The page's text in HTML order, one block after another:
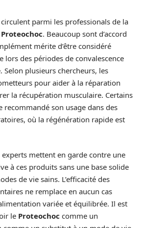
parmi les professionals de la
Proteochoc. Beaucoup sont d’accord
mérite d’être considéré
des périodes de convalescence
Selon plusieurs chercheurs, les
pour aider à la réparation
la récupération musculaire. Certains
recommandé son usage dans des
où la régénération rapide est
experts mettent en garde contre une
à ces produits sans une base solide
de vie sains. L’efficacité des
ne remplace en aucun cas
variée et équilibrée. Il est
le Proteochoc comme un